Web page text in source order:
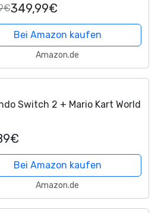
349,99€
Bei Amazon kaufen
Amazon.de
Switch 2 + Mario Kart World
Bei Amazon kaufen
Amazon.de